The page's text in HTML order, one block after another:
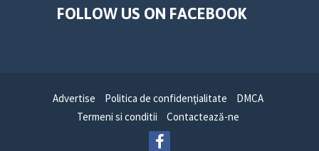
FOLLOW US ON FACEBOOK
Advertise Politica de confidenţialitate
DMCA
Termeni si conditii
Contactează-ne